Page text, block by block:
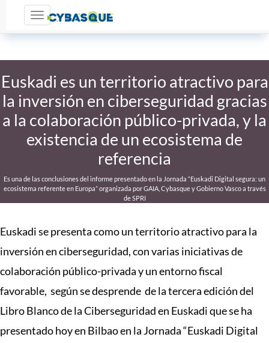
Toggle navigation
Euskadi es un territorio atractivo para
la inversión en ciberseguridad gracias
a la colaboración público-privada, y la
existencia de un ecosistema de
referencia
Es una de las conclusiones del informe presentado en la Jornada “Euskadi Digital segura: un
ecosistema referente en Europa” organizada por GAIA, Cybasque y Gobierno Vasco a través
de SPRI
Euskadi se presenta como un territorio atractivo para la
inversión en ciberseguridad, con varias iniciativas de
colaboración público-privada y un entorno fiscal
favorable, según se desprende de la tercera edición del
Libro Blanco de la Ciberseguridad en Euskadi que se ha
presentado hoy en Bilbao en la Jornada “Euskadi Digital